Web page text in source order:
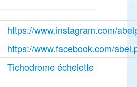
https://www.instagram.com/
https://www.facebook.com/
Tichodrome échelette